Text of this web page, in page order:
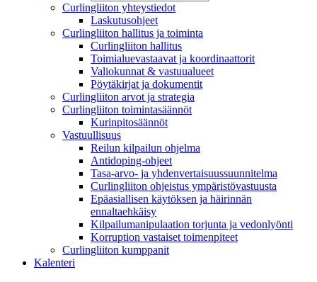
Curlingliiton yhteystiedot
Laskutusohjeet
Curlingliiton hallitus ja toiminta
Curlingliiton hallitus
Toimialuevastaavat ja koordinaattorit
Valiokunnat & vastuualueet
Pöytäkirjat ja dokumentit
Curlingliiton arvot ja strategia
Curlingliiton toimintasäännöt
Kurinpitosäännöt
Vastuullisuus
Reilun kilpailun ohjelma
Antidoping-ohjeet
Tasa-arvo- ja yhdenvertaisuussuunnitelma
Curlingliiton ohjeistus ympäristövastuusta
Epäasiallisen käytöksen ja häirinnän
ennaltaehkäisy
Kilpailumanipulaation torjunta ja vedonlyönti
Korruption vastaiset toimenpiteet
Curlingliiton kumppanit
Kalenteri